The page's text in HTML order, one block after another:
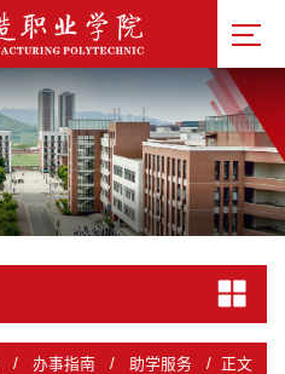
/ 办事指南 / 助学服务 / 正文